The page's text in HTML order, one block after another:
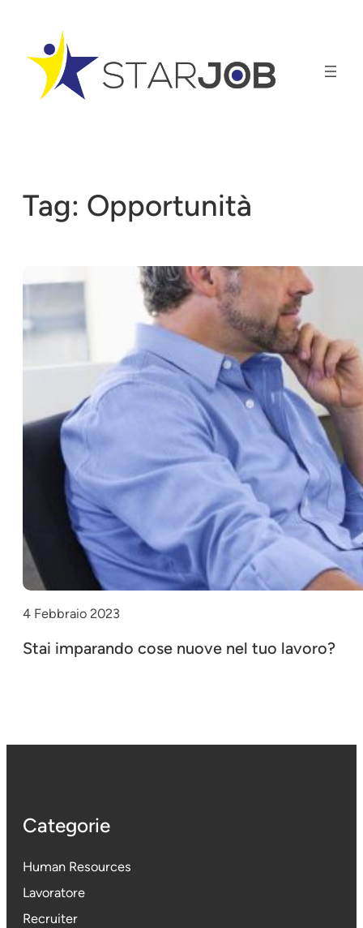
contenuto
Tag: Opportunità
4 Febbraio 2023
Stai imparando cose nuove nel tuo lavoro?
Categorie
Human Resources
Lavoratore
Recruiter